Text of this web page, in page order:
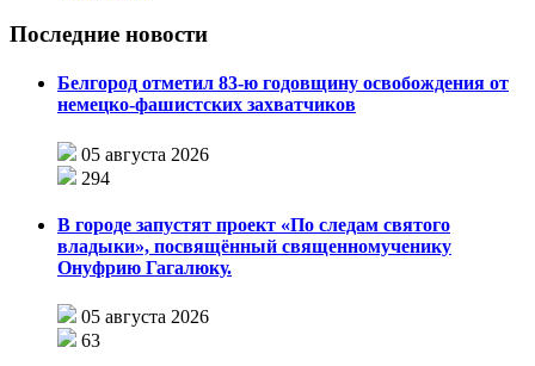
Последние новости
Белгород отметил 83-ю годовщину освобождения от
немецко-фашистских захватчиков
05 августа 2026
294
В городе запустят проект «По следам святого
владыки», посвящённый священномученику
Онуфрию Гагалюку.
05 августа 2026
63